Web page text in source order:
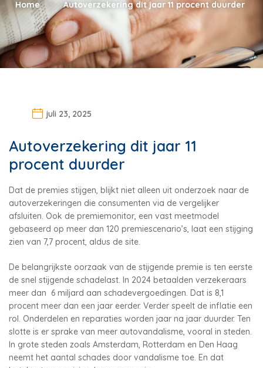
Home Autoverzekering dit jaar 11 procent duurder
juli 23, 2025
Autoverzekering dit jaar 11
procent duurder
Dat de premies stijgen, blijkt niet alleen uit onderzoek naar de
autoverzekeringen die consumenten via de vergelijker
afsluiten. Ook de premiemonitor, een vast meetmodel
gebaseerd op meer dan 120 premiescenario’s, laat een stijging
zien van 7,7 procent, aldus de site.
De belangrijkste oorzaak van de stijgende premie is ten eerste
de snel stijgende schadelast. In 2024 betaalden verzekeraars
meer dan 6 miljard aan schadevergoedingen. Dat is 8,1
procent meer dan een jaar eerder. Verder speelt de inflatie een
rol. Onderdelen en reparaties worden jaar na jaar duurder. Ten
slotte is er sprake van meer autovandalisme, vooral in steden.
In grote steden zoals Amsterdam, Rotterdam en Den Haag
neemt het aantal schades door vandalisme toe. En dat